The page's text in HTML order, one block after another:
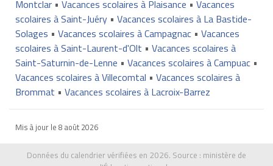
Montclar• Vacances scolaires à Plaisance • Vacances
scolaires à Saint-Juéry• Vacances scolaires à La Bastide-
Solages • Vacances scolaires à Campagnac• Vacances
scolaires à Saint-Laurent-d'Olt • Vacances scolaires à
Saint-Saturnin-de-Lenne • Vacances scolaires à Campuac•
Vacances scolaires à Villecomtal • Vacances scolaires à
Brommat • Vacances scolaires à Lacroix-Barrez
Mis à jour le 8 août 2026
Données du calendrier vérifiées en 2026. Source : ministère de